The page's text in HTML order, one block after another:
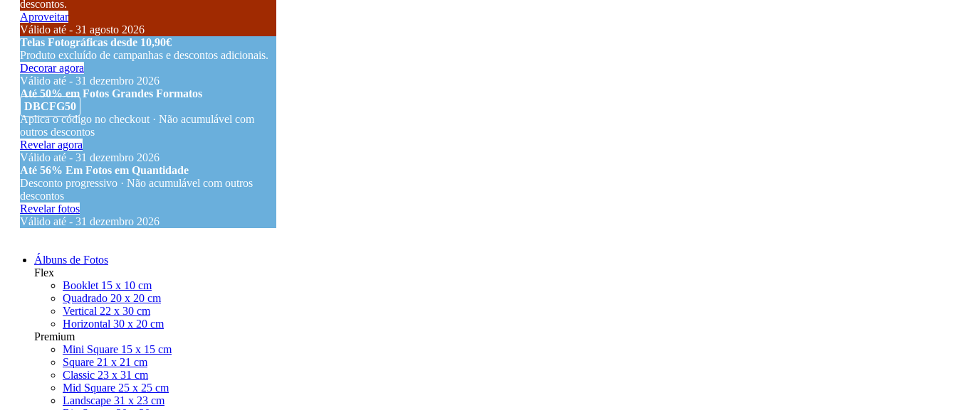
descontos.
Aproveitar
Válido até - 31 agosto 2026
Telas Fotográficas desde 10,90€
Produto excluído de campanhas e descontos adicionais.
Decorar agora
Válido até - 31 dezembro 2026
Até 50% em Fotos Grandes Formatos
DBCFG50
Aplica o código no checkout · Não acumulável com
outros descontos
Revelar agora
Válido até - 31 dezembro 2026
Até 56% Em Fotos em Quantidade
Desconto progressivo · Não acumulável com outros
descontos
Revelar fotos
Válido até - 31 dezembro 2026
Álbuns de Fotos
Flex
Booklet 15 x 10 cm
Quadrado 20 x 20 cm
Vertical 22 x 30 cm
Horizontal 30 x 20 cm
Premium
Mini Square 15 x 15 cm
Square 21 x 21 cm
Classic 23 x 31 cm
Mid Square 25 x 25 cm
Landscape 31 x 23 cm